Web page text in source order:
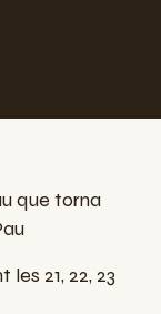
que torna
les 21, 22, 23